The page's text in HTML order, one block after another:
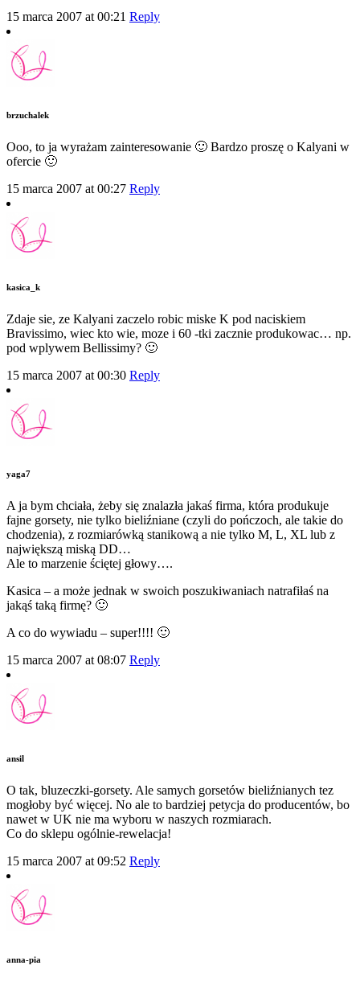
15 marca 2007 at 00:21 Reply
brzuchalek
Ooo, to ja wyrażam zainteresowanie 🙂 Bardzo proszę o Kalyani w
ofercie 🙂
15 marca 2007 at 00:27 Reply
kasica_k
Zdaje sie, ze Kalyani zaczelo robic miske K pod naciskiem
Bravissimo, wiec kto wie, moze i 60 -tki zacznie produkowac… np.
pod wplywem Bellissimy? 🙂
15 marca 2007 at 00:30 Reply
yaga7
A ja bym chciała, żeby się znalazła jakaś firma, która produkuje
fajne gorsety, nie tylko bieliźniane (czyli do pończoch, ale takie do
chodzenia), z rozmiarówką stanikową a nie tylko M, L, XL lub z
największą miską DD…
Ale to marzenie ściętej głowy….
Kasica – a może jednak w swoich poszukiwaniach natrafiłaś na
jakąś taką firmę? 🙂
A co do wywiadu – super!!!! 🙂
15 marca 2007 at 08:07 Reply
ansil
O tak, bluzeczki-gorsety. Ale samych gorsetów bieliźnianych tez
mogłoby być więcej. No ale to bardziej petycja do producentów, bo
nawet w UK nie ma wyboru w naszych rozmiarach.
Co do sklepu ogólnie-rewelacja!
15 marca 2007 at 09:52 Reply
anna-pia